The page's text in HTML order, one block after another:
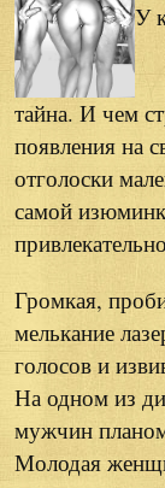
У
тайна. И чем
появления на
отголоски
самой
Громкая,
мелькание
голосов и
На одном из
мужчин
Молодая